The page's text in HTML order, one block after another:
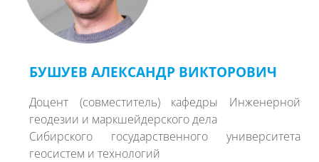
БУШУЕВ АЛЕКСАНДР ВИКТОРОВИЧ
Доцент (совместитель) кафедры Инженерной
геодезии и маркшейдерского дела
Сибирского государственного университета
геосистем и технологий